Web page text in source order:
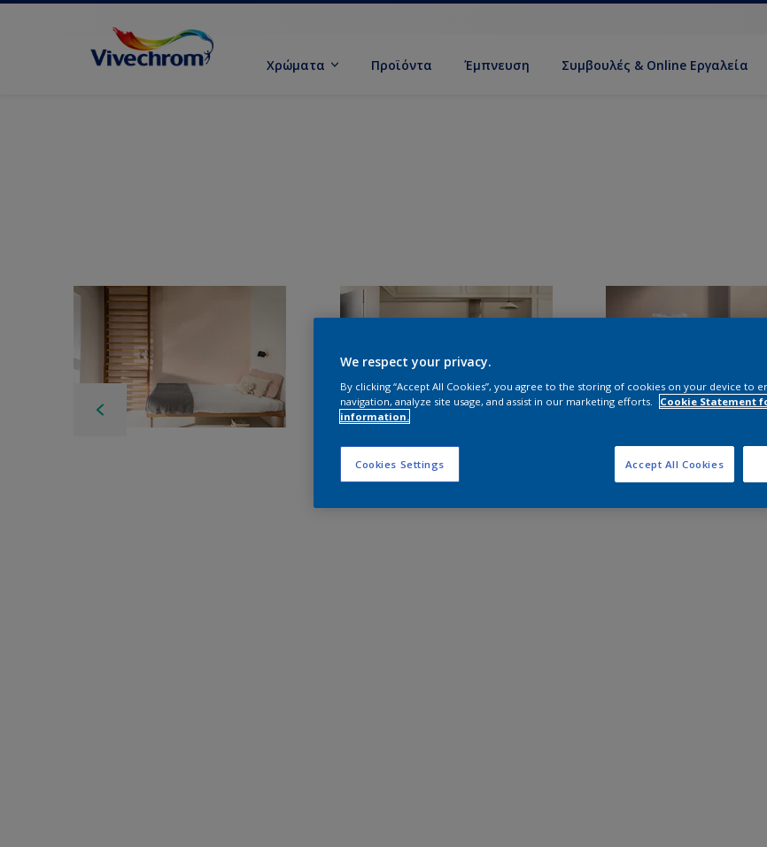
Χρώματα Προϊόντα Έμπνευση Συμβουλές & Online Εργαλεία
We respect your privacy.
By clicking “Accept All Cookies”, you agree to the storing of cookies on your device to
navigation, analyze site usage, and assist in our marketing efforts.
Cookie Statement
information.
Cookies Settings Accept All Cookies